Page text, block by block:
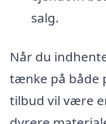
salg.
Når du
tænke på både
tilbud vil være